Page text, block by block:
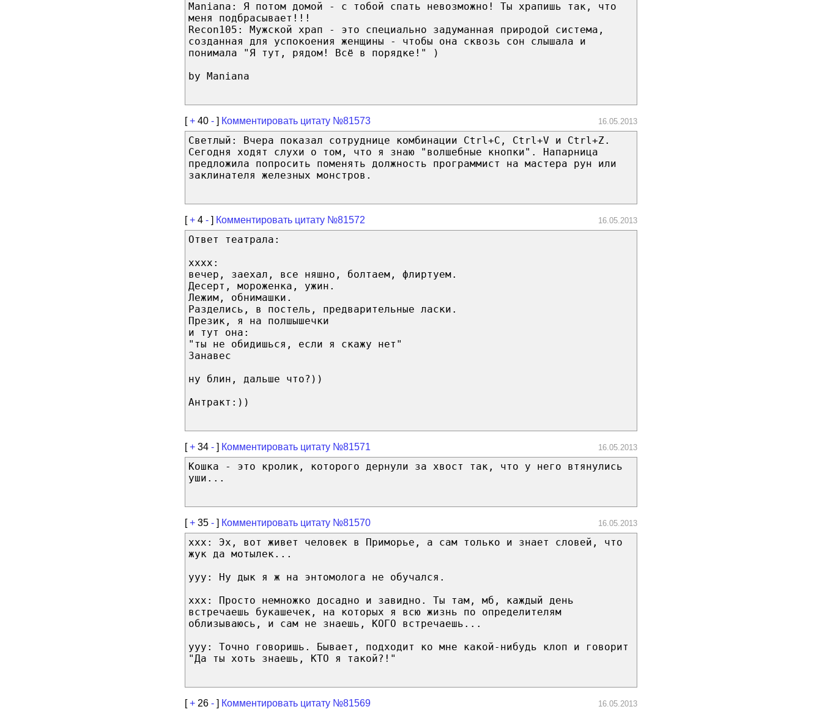
Maniana: Я потом домой - с тобой спать невозможно! Ты храпишь так, что
меня подбрасывает!!!
Recon105: Мужской храп - это специально задуманная природой система,
созданная для успокоения женщины - чтобы она сквозь сон слышала и
понимала "Я тут, рядом! Всё в порядке!" )
by Maniana
[+ 40 - ] Комментировать цитату №81573 16.05.2013
Светлый: Вчера показал сотруднице комбинации Ctrl+C, Ctrl+V и Ctrl+Z.
Сегодня ходят слухи о том, что я знаю "волшебные кнопки". Напарница
предложила попросить поменять должность программист на мастера рун или
заклинателя железных монстров.
[+ 4 - ] Комментировать цитату №81572 16.05.2013
Ответ театрала:
хххх:
вечер, заехал, все няшно, болтаем, флиртуем.
Десерт, мороженка, ужин.
Лежим, обнимашки.
Разделись, в постель, предварительные ласки.
Презик, я на полшышечки
и тут она:
"ты не обидишься, если я скажу нет"
Занавес
ну блин, дальше что?))
Антракт:))
[+ 34 - ] Комментировать цитату №81571 16.05.2013
Кошка - это кролик, которого дернули за хвост так, что у него втянулись
уши...
[+ 35 - ] Комментировать цитату №81570 16.05.2013
xxx: Эх, вот живет человек в Приморье, а сам только и знает словей, что
жук да мотылек...
yyy: Ну дык я ж на энтомолога не обучался.
xxx: Просто немножко досадно и завидно. Ты там, мб, каждый день
встречаешь букашечек, на которых я всю жизнь по определителям
облизываюсь, и сам не знаешь, КОГО встречаешь...
yyy: Точно говоришь. Бывает, подходит ко мне какой-нибудь клоп и говорит
"Да ты хоть знаешь, КТО я такой?!"
[+ 26 - ] Комментировать цитату №81569 16.05.2013